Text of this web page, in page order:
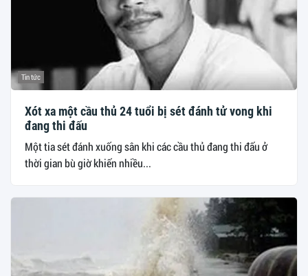
Tin tức
Xót xa một cầu thủ 24 tuổi bị sét đánh tử vong khi
đang thi đấu
Một tia sét đánh xuống sân khi các cầu thủ đang thi đấu ở
thời gian bù giờ khiến nhiều...